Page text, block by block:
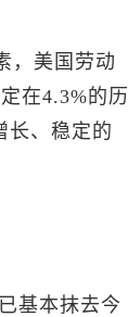
，美国劳动
在4.3%的历
长、稳定的
基本抹去今